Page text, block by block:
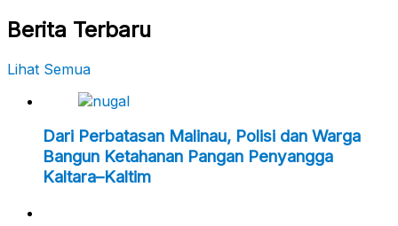
Berita Terbaru
Lihat Semua
Dari Perbatasan Malinau, Polisi dan Warga
Bangun Ketahanan Pangan Penyangga
Kaltara–Kaltim